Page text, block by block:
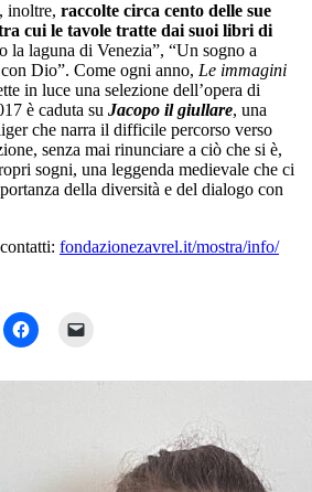
, inoltre, raccolte circa cento delle sue
cui le tavole tratte dai suoi libri di
la laguna di Venezia”, “Un sogno a
Dio”. Come ogni anno, Le immagini
in luce una selezione dell’opera di
è caduta su Jacopo il giullare, una
che narra il difficile percorso verso
senza mai rinunciare a ciò che si è,
sogni, una leggenda medievale che ci
della diversità e del dialogo con
fondazionezavrel.it/mostra/info/